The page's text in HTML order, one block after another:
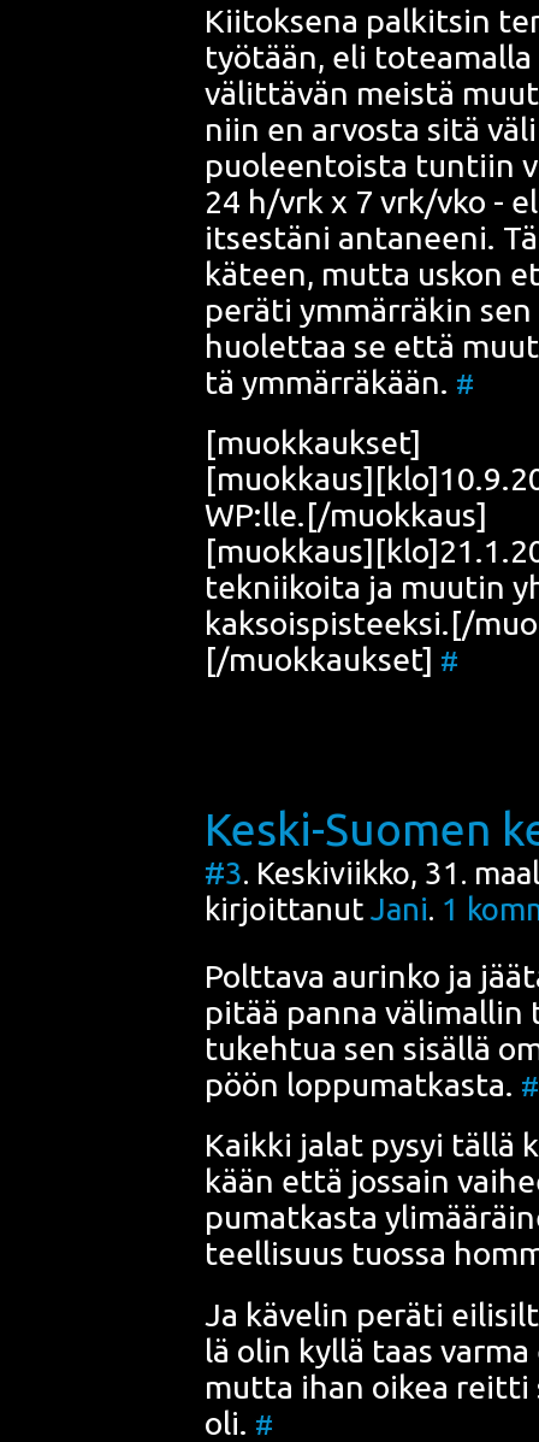
Kii­tok­se­na pal­kit­sin
työ­tään, eli
välit­tä­vän meis­tä
niin en arvos­ta sitä
puo­leen­tois­ta tun­tiin
24 h/vrk x 7 vrk/vko -
itses­tä­ni anta­nee­ni.
kä­teen, mut­ta uskon
perä­ti ymmär­rä­kin
huo­let­taa se että
tä ymmär­rä­kään. #
[muok­kauk­set]
WP:lle.[/muokkaus]
tek­nii­koi­ta ja muu­tin
kaksoispisteeksi.[/
[/muokkaukset] #
Keski-Suomen
#3. Keskiviikko, 31.
kirjoittanut Jani. 1
Polt­ta­va aurin­ko ja
pitää pan­na
tukeh­tua sen sisäl­lä
pöön lop­pu­mat­kas­ta. #
Kaik­ki jalat pysyi täl­lä
kään että jos­sain
pu­mat­kas­ta
teel­li­suus tuos­sa
Ja käve­lin perä­ti
lä olin kyl­lä taas
mut­ta ihan oikea
oli. #